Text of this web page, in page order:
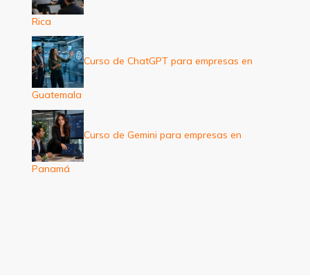
Rica
Curso de ChatGPT para empresas en
Guatemala
Curso de Gemini para empresas en
Panamá